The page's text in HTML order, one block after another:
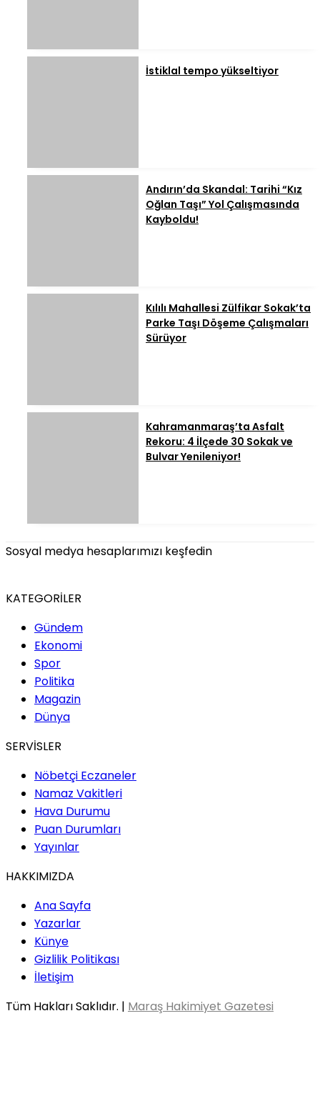
İstiklal tempo yükseltiyor
Andırın’da Skandal: Tarihi “Kız
Oğlan Taşı” Yol Çalışmasında
Kayboldu!
Kılılı Mahallesi Zülfikar Sokak’ta
Parke Taşı Döşeme Çalışmaları
Sürüyor
Kahramanmaraş’ta Asfalt
Rekoru: 4 İlçede 30 Sokak ve
Bulvar Yenileniyor!
Sosyal medya hesaplarımızı keşfedin
KATEGORİLER
Gündem
Ekonomi
Spor
Politika
Magazin
Dünya
SERVİSLER
Nöbetçi Eczaneler
Namaz Vakitleri
Hava Durumu
Puan Durumları
Yayınlar
HAKKIMIZDA
Ana Sayfa
Yazarlar
Künye
Gizlilik Politikası
İletişim
Tüm Hakları Saklıdır. | Maraş Hakimiyet Gazetesi